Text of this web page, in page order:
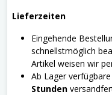
Lieferzeiten
Eingehende
schnellstmöglich
Artikel weisen wir
Ab Lager
Stunden